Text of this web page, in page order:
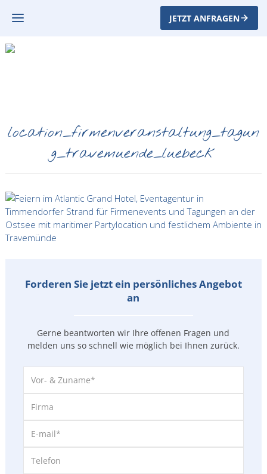
JETZT ANFRAGEN
location_firmenveranstaltung_tagun
g_travemuende_luebeck
Forderen Sie jetzt ein persönliches Angebot
an
Gerne beantworten wir Ihre offenen Fragen und
melden uns so schnell wie möglich bei Ihnen zurück.